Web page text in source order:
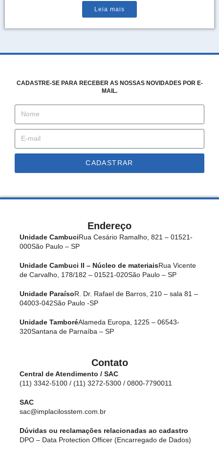
Leia mais
CADASTRE-SE PARA RECEBER AS NOSSAS NOVIDADES POR E-
MAIL.
CADASTRAR
Endereço
Unidade CambuciRua Cesário Ramalho, 821 – 01521-
000São Paulo – SP
Unidade Cambuci II – Núcleo de materiaisRua Vicente
de Carvalho, 178/182 – 01521-020São Paulo – SP
Unidade ParaísoR. Dr. Rafael de Barros, 210 – sala 81 –
04003-042São Paulo -SP
Unidade TamboréAlameda Europa, 1225 – 06543-
320Santana de Parnaíba – SP
Contato
Central de Atendimento / SAC
(11) 3342-5100 / (11) 3272-5300 / 0800-7790011
SAC
sac@implacilosstem.com.br
Dúvidas ou reclamações relacionadas ao cadastro
DPO – Data Protection Officer (Encarregado de Dados)